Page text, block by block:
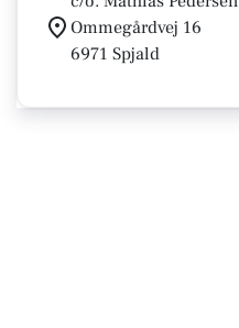
Ommegårdvej 16
6971 Spjald